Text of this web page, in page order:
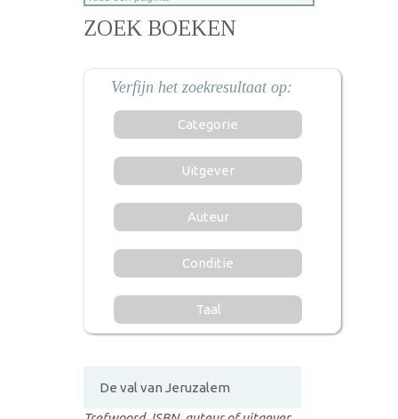
ZOEK BOEKEN
Categorie
Uitgever
Auteur
Conditie
Taal